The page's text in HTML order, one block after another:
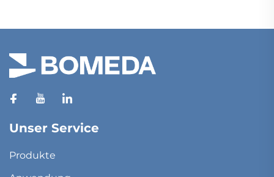
Unser Service
Produkte